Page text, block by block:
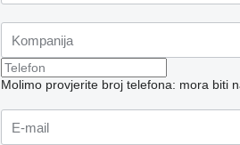
Molimo provjerite broj telefona: mora biti